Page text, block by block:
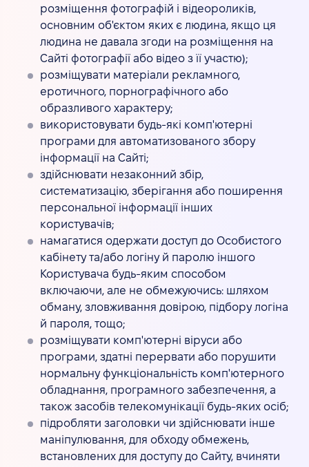
розміщення фотографій і відеороликів,
основним об'єктом яких є людина, якщо ця
людина не давала згоди на розміщення на
Сайті фотографії або відео з її участю);
розміщувати матеріали рекламного,
еротичного, порнографічного або
образливого характеру;
використовувати будь-які комп'ютерні
програми для автоматизованого збору
інформації на Сайті;
здійснювати незаконний збір,
систематизацію, зберігання або поширення
персональної інформації інших
користувачів;
намагатися одержати доступ до Особистого
кабінету та/або логіну й паролю іншого
Користувача будь-яким способом
включаючи, але не обмежуючись: шляхом
обману, зловживання довірою, підбору логіна
й пароля, тощо;
розміщувати комп'ютерні віруси або
програми, здатні перервати або порушити
нормальну функціональність комп'ютерного
обладнання, програмного забезпечення, а
також засобів телекомунікації будь-яких осіб;
підробляти заголовки чи здійснювати інше
маніпулювання, для обходу обмежень,
встановлених для доступу до Сайту, вчиняти